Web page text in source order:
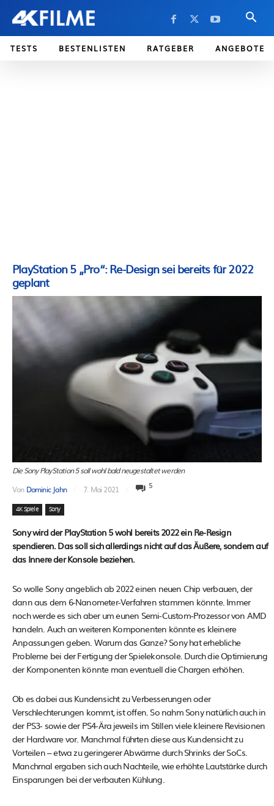
TESTS BESTENLISTEN RATGEBER ANGEBOTE
PlayStation 5 „Pro“: Re-Design sei bereits für 2022
geplant
Die Sony PlayStation 5 soll wohl bald neugestaltet werden
Von Dominic Jahn 7. Mai 2021 5
4K Spiele Sony
Sony wird der PlayStation 5 wohl bereits 2022 ein Re-Resign
spendieren. Das soll sich allerdings nicht auf das Äußere, sondern auf
das Innere der Konsole beziehen.
So wolle Sony angeblich ab 2022 einen neuen Chip verbauen, der
dann aus dem 6-Nanometer-Verfahren stammen könnte. Immer
noch werde es sich aber um eunen Semi-Custom-Prozessor von AMD
handeln. Auch an weiteren Komponenten könnte es kleinere
Anpassungen geben. Warum das Ganze? Sony hat erhebliche
Probleme bei der Fertigung der Spielekonsole. Durch die Optimierung
der Komponenten könnte man eventuell die Chargen erhöhen.
Ob es dabei aus Kundensicht zu Verbesserungen oder
Verschlechterungen kommt, ist offen. So nahm Sony natürlich auch in
der PS3- sowie der PS4-Ära jeweils im Stillen viele kleinere Revisionen
der Hardware vor. Manchmal führten diese aus Kundensicht zu
Vorteilen – etwa zu geringerer Abwärme durch Shrinks der SoCs.
Manchmal ergaben sich auch Nachteile, wie erhöhte Lautstärke durch
Einsparungen bei der verbauten Kühlung.